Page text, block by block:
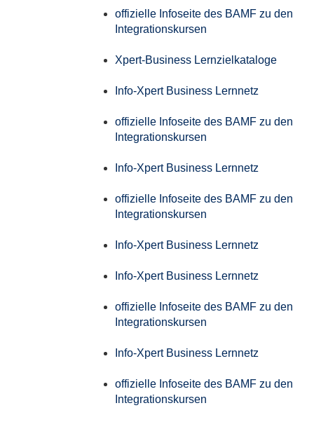
offizielle Infoseite des BAMF zu den
Integrationskursen
Xpert-Business Lernzielkataloge
Info-Xpert Business Lernnetz
offizielle Infoseite des BAMF zu den
Integrationskursen
Info-Xpert Business Lernnetz
offizielle Infoseite des BAMF zu den
Integrationskursen
Info-Xpert Business Lernnetz
Info-Xpert Business Lernnetz
offizielle Infoseite des BAMF zu den
Integrationskursen
Info-Xpert Business Lernnetz
offizielle Infoseite des BAMF zu den
Integrationskursen